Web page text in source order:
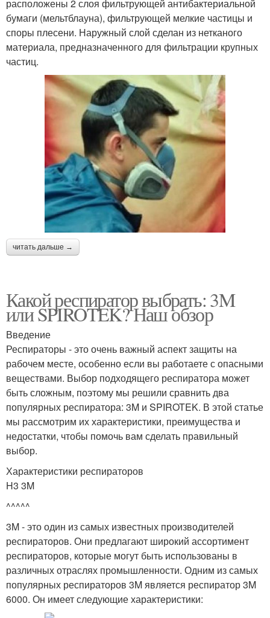
расположены 2 слоя фильтрующей антибактериальной
бумаги (мельтблауна), фильтрующей мелкие частицы и
споры плесени. Наружный слой сделан из нетканого
материала, предназначенного для фильтрации крупных
частиц.
читать дальше →
Какой респиратор выбрать: 3M
или SPIROTEK? Наш обзор
Введение
Респираторы - это очень важный аспект защиты на
рабочем месте, особенно если вы работаете с опасными
веществами. Выбор подходящего респиратора может
быть сложным, поэтому мы решили сравнить два
популярных респиратора: 3M и SPIROTEK. В этой статье
мы рассмотрим их характеристики, преимущества и
недостатки, чтобы помочь вам сделать правильный
выбор.
Характеристики респираторов
H3 3M
^^^^^
3M - это один из самых известных производителей
респираторов. Они предлагают широкий ассортимент
респираторов, которые могут быть использованы в
различных отраслях промышленности. Одним из самых
популярных респираторов 3M является респиратор 3M
6000. Он имеет следующие характеристики: